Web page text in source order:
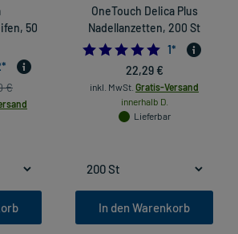
50
*
€
OneTouch Delica Plus
Nadellanzetten, 200 St
5.0
1*
22,29 €
inkl. MwSt. Gratis-Versand
innerhalb D.
Lieferbar
In den Warenkorb